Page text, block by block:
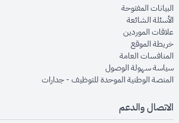
البيانات المفتوحةopens in new window
الأسئلة الشائعةopens in new window
علاقات الموردينopens in new window
خريطة الموقعopens in new window
المنافسات العامةopens in new window
سياسة سهولة الوصولopens in new window
المنصة الوطنية الموحدة للتوظيف - جداراتwindow
الاتصال والدعم